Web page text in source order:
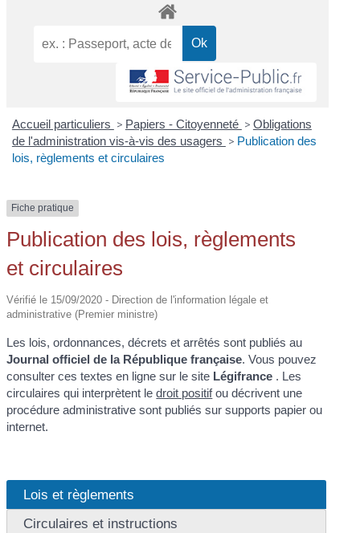
Accueil particuliers > Papiers - Citoyenneté > Obligations
de l'administration vis-à-vis des usagers > Publication des
lois, règlements et circulaires
Fiche pratique
Publication des lois, règlements
et circulaires
Vérifié le 15/09/2020 - Direction de l'information légale et
administrative (Premier ministre)
Les lois, ordonnances, décrets et arrêtés sont publiés au
Journal officiel de la République française. Vous pouvez
consulter ces textes en ligne sur le site Légifrance . Les
circulaires qui interprètent ledroit positifou décrivent une
procédure administrative sont publiés sur supports papier ou
internet.
Lois et règlements
Circulaires et instructions